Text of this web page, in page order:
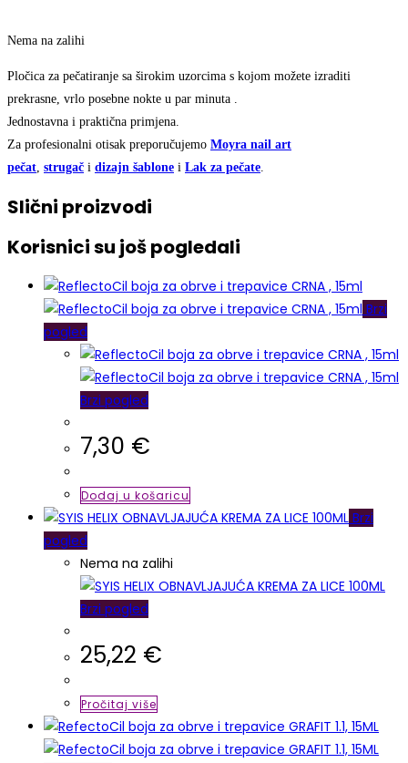
Nema na zalihi
Pločica za pečatiranje sa širokim uzorcima s kojom možete izraditi
prekrasne, vrlo posebne nokte u par minuta .
Jednostavna i praktična primjena.
Za profesionalni otisak preporučujemo Moyra nail art
pečat, strugač i dizajn šablone i Lak za pečate.
Slični proizvodi
Korisnici su još pogledali
Brzi
pogled
Brzi pogled
7,30 €
Dodaj u košaricu
Brzi
pogled
Nema na zalihi
Brzi pogled
25,22 €
Pročitaj više